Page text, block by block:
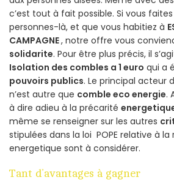
c’est tout à fait possible. Si vous
personnes-là, et que vous habitiez à
CAMPAGNE, notre offre vous
solidarite. Pour être plus précis, il
Isolation des combles a 1 euro qui a
pouvoirs publics. Le principal acteur
n’est autre que comble eco energie.
à dire adieu à la précarité
même se renseigner sur les autres
stipulées dans la loi POPE relative à
energetique sont à considérer.
Tant d’avantages à gagner